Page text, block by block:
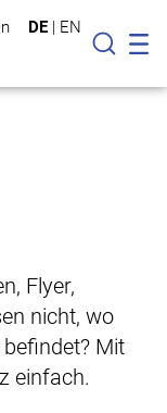
DE | EN
Suche
Flyer,
nicht, wo
Mit
einfach.